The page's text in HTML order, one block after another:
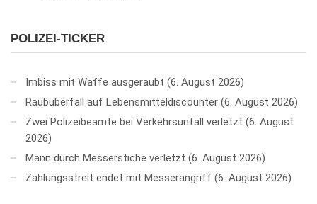
POLIZEI-TICKER
Imbiss mit Waffe ausgeraubt 6. August 2026
Raubüberfall auf Lebensmitteldiscounter 6. August 2026
Zwei Polizeibeamte bei Verkehrsunfall verletzt 6. August
2026
Mann durch Messerstiche verletzt 6. August 2026
Zahlungsstreit endet mit Messerangriff 6. August 2026